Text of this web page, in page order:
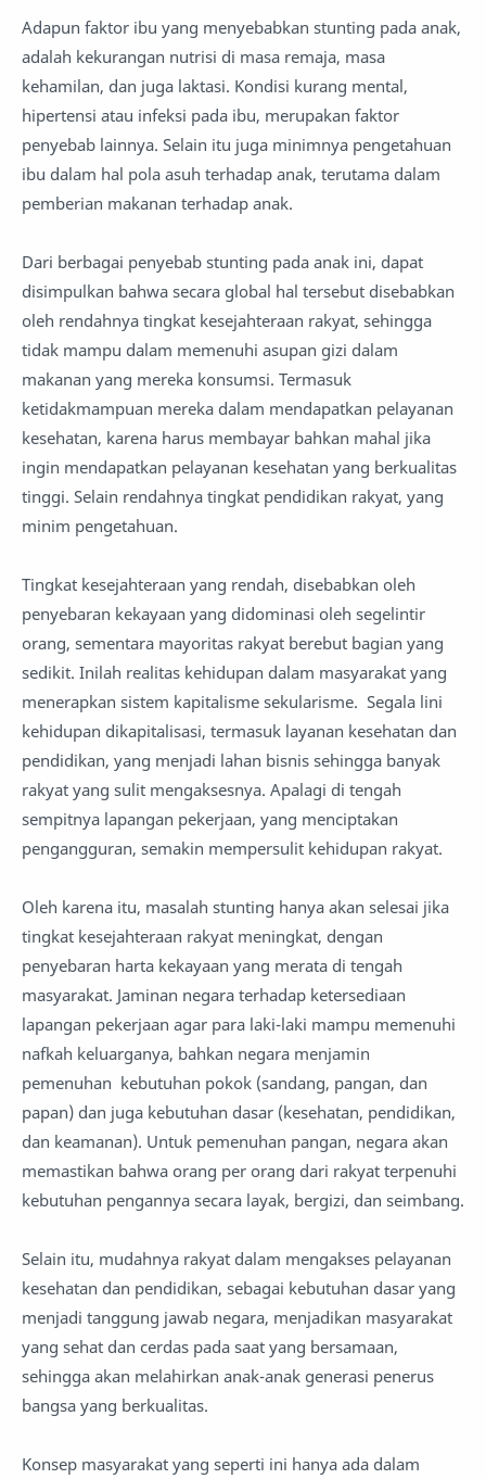
Adapun faktor ibu yang menyebabkan stunting pada anak,
adalah kekurangan nutrisi di masa remaja, masa
kehamilan, dan juga laktasi. Kondisi kurang mental,
hipertensi atau infeksi pada ibu, merupakan faktor
penyebab lainnya. Selain itu juga minimnya pengetahuan
ibu dalam hal pola asuh terhadap anak, terutama dalam
pemberian makanan terhadap anak.
Dari berbagai penyebab stunting pada anak ini, dapat
disimpulkan bahwa secara global hal tersebut disebabkan
oleh rendahnya tingkat kesejahteraan rakyat, sehingga
tidak mampu dalam memenuhi asupan gizi dalam
makanan yang mereka konsumsi. Termasuk
ketidakmampuan mereka dalam mendapatkan pelayanan
kesehatan, karena harus membayar bahkan mahal jika
ingin mendapatkan pelayanan kesehatan yang berkualitas
tinggi. Selain rendahnya tingkat pendidikan rakyat, yang
minim pengetahuan.
Tingkat kesejahteraan yang rendah, disebabkan oleh
penyebaran kekayaan yang didominasi oleh segelintir
orang, sementara mayoritas rakyat berebut bagian yang
sedikit. Inilah realitas kehidupan dalam masyarakat yang
menerapkan sistem kapitalisme sekularisme. Segala lini
kehidupan dikapitalisasi, termasuk layanan kesehatan dan
pendidikan, yang menjadi lahan bisnis sehingga banyak
rakyat yang sulit mengaksesnya. Apalagi di tengah
sempitnya lapangan pekerjaan, yang menciptakan
pengangguran, semakin mempersulit kehidupan rakyat.
Oleh karena itu, masalah stunting hanya akan selesai jika
tingkat kesejahteraan rakyat meningkat, dengan
penyebaran harta kekayaan yang merata di tengah
masyarakat. Jaminan negara terhadap ketersediaan
lapangan pekerjaan agar para laki-laki mampu memenuhi
nafkah keluarganya, bahkan negara menjamin
pemenuhan kebutuhan pokok (sandang, pangan, dan
papan) dan juga kebutuhan dasar (kesehatan, pendidikan,
dan keamanan). Untuk pemenuhan pangan, negara akan
memastikan bahwa orang per orang dari rakyat terpenuhi
kebutuhan pengannya secara layak, bergizi, dan seimbang.
Selain itu, mudahnya rakyat dalam mengakses pelayanan
kesehatan dan pendidikan, sebagai kebutuhan dasar yang
menjadi tanggung jawab negara, menjadikan masyarakat
yang sehat dan cerdas pada saat yang bersamaan,
sehingga akan melahirkan anak-anak generasi penerus
bangsa yang berkualitas.
Konsep masyarakat yang seperti ini hanya ada dalam